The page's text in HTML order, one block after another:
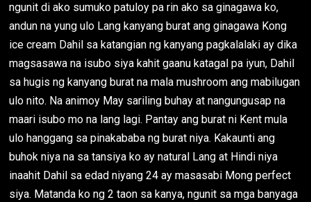
ngunit di ako sumuko patuloy pa rin ako sa ginagawa ko,
andun na yung ulo Lang kanyang burat ang ginagawa Kong
ice cream Dahil sa katangian ng kanyang pagkalalaki ay dika
magsasawa na isubo siya kahit gaanu katagal pa iyun, Dahil
sa hugis ng kanyang burat na mala mushroom ang mabilugan
ulo nito. Na animoy May sariling buhay at nangungusap na
maari isubo mo na lang lagi. Pantay ang burat ni Kent mula
ulo hanggang sa pinakababa ng burat niya. Kakaunti ang
buhok niya na sa tansiya ko ay natural Lang at Hindi niya
inaahit Dahil sa edad niyang 24 ay masasabi Mong perfect
siya. Matanda ko ng 2 taon sa kanya, ngunit sa mga banyaga